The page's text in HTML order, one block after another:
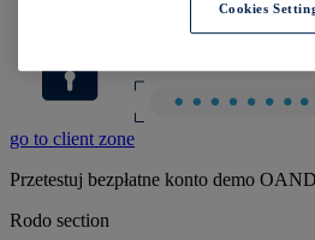
go to client zone
Przetestuj bezpłatne konto demo
Rodo section
Cookies